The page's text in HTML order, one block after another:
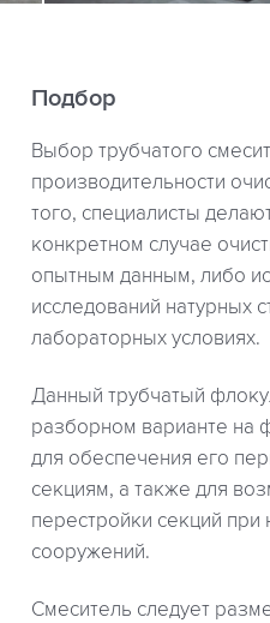
Подбор
Выбор трубчатого
производительности
того, специалисты
конкретном случае
опытным данным, либо
исследований натурных
лабораторных условиях.
Данный трубчатый
разборном варианте на
для обеспечения его
секциям, а также для
перестройки секций при
сооружений.
Смеситель следует